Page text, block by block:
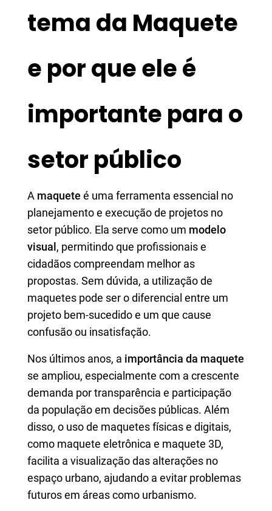
tema da Maquete
e por que ele é
importante para o
setor público
A maquete é uma ferramenta essencial no
planejamento e execução de projetos no
setor público. Ela serve como um modelo
visual, permitindo que profissionais e
cidadãos compreendam melhor as
propostas. Sem dúvida, a utilização de
maquetes pode ser o diferencial entre um
projeto bem-sucedido e um que cause
confusão ou insatisfação.
Nos últimos anos, a importância da maquete
se ampliou, especialmente com a crescente
demanda por transparência e participação
da população em decisões públicas. Além
disso, o uso de maquetes físicas e digitais,
como maquete eletrônica e maquete 3D,
facilita a visualização das alterações no
espaço urbano, ajudando a evitar problemas
futuros em áreas como urbanismo.